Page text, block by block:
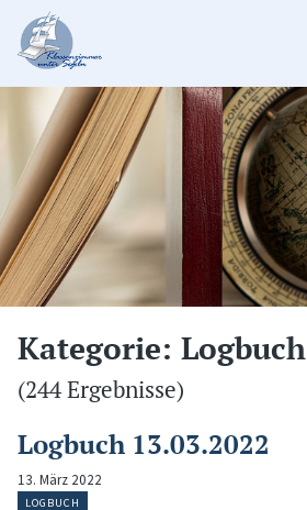
Kategorie: Logbuch
(244 Ergebnisse)
Logbuch 13.03.2022
13. März 2022
LOGBUCH